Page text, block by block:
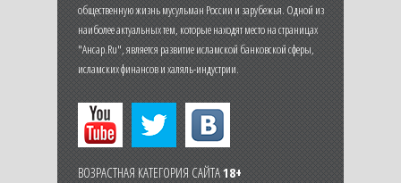
общественную жизнь мусульман России и зарубежья. Одной из
наиболее актуальных тем, которые находят место на страницах
"Ансар.Ru", является развитие исламской банковской сферы,
исламских финансов и халяль-индустрии.
ВОЗРАСТНАЯ КАТЕГОРИЯ САЙТА18+